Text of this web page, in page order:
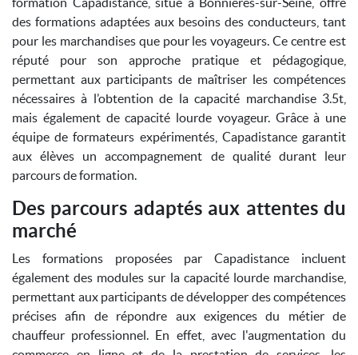
des formations adaptées aux besoins des conducteurs, tant
pour les marchandises que pour les voyageurs. Ce centre est
réputé pour son approche pratique et pédagogique,
permettant aux participants de maîtriser les compétences
nécessaires à l’obtention de la capacité marchandise 3.5t,
mais également de capacité lourde voyageur. Grâce à une
équipe de formateurs expérimentés, Capadistance garantit
aux élèves un accompagnement de qualité durant leur
parcours de formation.
Des parcours adaptés aux attentes du
marché
Les formations proposées par Capadistance incluent
également des modules sur la capacité lourde marchandise,
permettant aux participants de développer des compétences
précises afin de répondre aux exigences du métier de
chauffeur professionnel. En effet, avec l'augmentation du